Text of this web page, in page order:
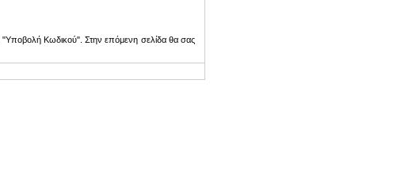
"Υποβολή Κωδικού". Στην επόμενη σελίδα θα σας